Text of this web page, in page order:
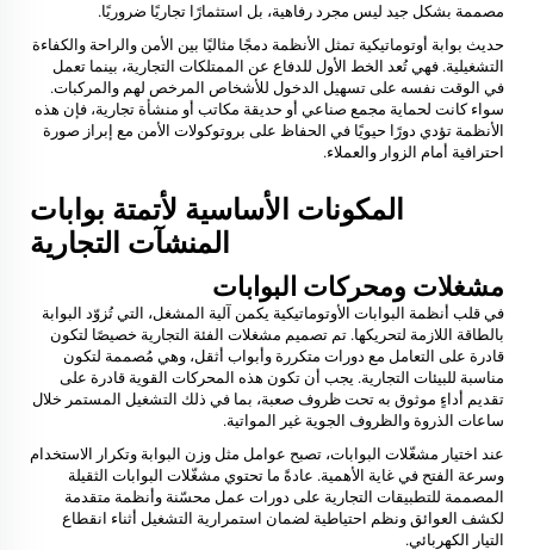
مصممة بشكل جيد ليس مجرد رفاهية، بل استثمارًا تجاريًا ضروريًا.
حديث بوابة أوتوماتيكية تمثل الأنظمة دمجًا مثاليًا بين الأمن والراحة والكفاءة
التشغيلية. فهي تُعد الخط الأول للدفاع عن الممتلكات التجارية، بينما تعمل
في الوقت نفسه على تسهيل الدخول للأشخاص المرخص لهم والمركبات.
سواء كانت لحماية مجمع صناعي أو حديقة مكاتب أو منشأة تجارية، فإن هذه
الأنظمة تؤدي دورًا حيويًا في الحفاظ على بروتوكولات الأمن مع إبراز صورة
احترافية أمام الزوار والعملاء.
المكونات الأساسية لأتمتة بوابات
المنشآت التجارية
مشغلات ومحركات البوابات
في قلب أنظمة البوابات الأوتوماتيكية يكمن آلية المشغل، التي تُزوّد البوابة
بالطاقة اللازمة لتحريكها. تم تصميم مشغلات الفئة التجارية خصيصًا لتكون
قادرة على التعامل مع دورات متكررة وأبواب أثقل، وهي مُصممة لتكون
مناسبة للبيئات التجارية. يجب أن تكون هذه المحركات القوية قادرة على
تقديم أداءٍ موثوق به تحت ظروف صعبة، بما في ذلك التشغيل المستمر خلال
ساعات الذروة والظروف الجوية غير المواتية.
عند اختيار مشغّلات البوابات، تصبح عوامل مثل وزن البوابة وتكرار الاستخدام
وسرعة الفتح في غاية الأهمية. عادةً ما تحتوي مشغّلات البوابات الثقيلة
المصممة للتطبيقات التجارية على دورات عمل محسّنة وأنظمة متقدمة
لكشف العوائق ونظم احتياطية لضمان استمرارية التشغيل أثناء انقطاع
التيار الكهربائي.